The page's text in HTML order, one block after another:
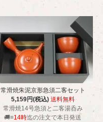
常滑焼朱泥京形急須二客セット
5,159円(税込) 送料無料
常滑焼14号急須と二客湯呑み
🚚≡14時迄の注文で本日発送